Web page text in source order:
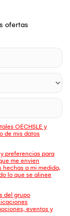
ofertas
OECHSLE y
de mis datos
preferencias para
me envien
hechas a mi medida,
lo que se alinee
del grupo
eventos y